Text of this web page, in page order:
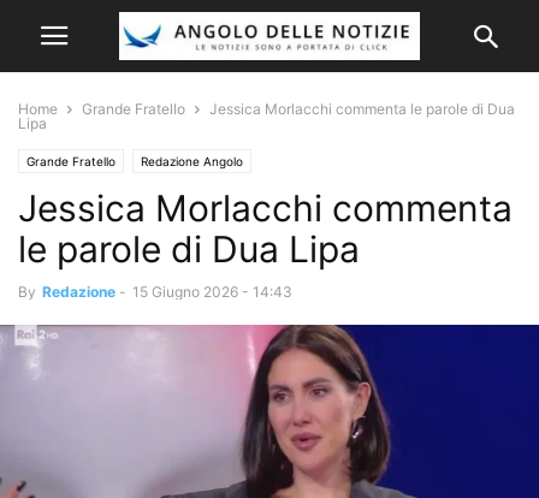
Home Grande Fratello
Jessica Morlacchi commenta le parole di Dua
Lipa
Grande Fratello Redazione Angolo
Jessica Morlacchi commenta
le parole di Dua Lipa
By Redazione - 15 Giugno 2026 - 14:43